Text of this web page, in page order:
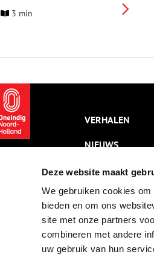
Deze website maakt
We gebruiken cookies
bieden en om ons
site met onze partners
combineren met andere
uw gebruik van hun
Met de overname van het 75-
voor geschiedenis, erfgoed en
3 min
VERHALEN
NIEUWS
KALENDER
THEMA’S
ACTIVITEITEN
VIDEO’S